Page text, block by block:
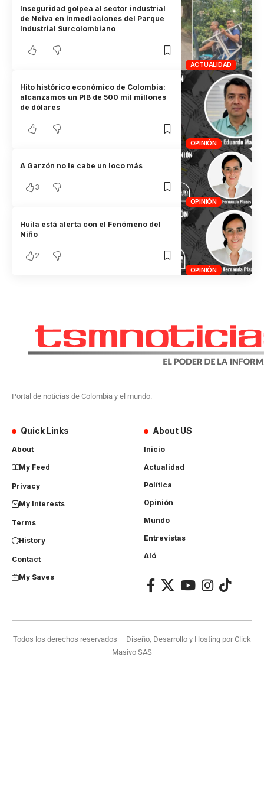
ACTUALIDAD
Inseguridad golpea al sector industrial
de Neiva en inmediaciones del Parque
Industrial Surcolombiano
OPINIÓN
Hito histórico económico de Colombia:
alcanzamos un PIB de 500 mil millones
de dólares
OPINIÓN
A Garzón no le cabe un loco más
3
OPINIÓN
Huila está alerta con el Fenómeno del
Niño
2
Portal de noticias de Colombia y el mundo.
Quick Links
About
My Feed
Privacy
My Interests
Terms
History
Contact
My Saves
About US
Inicio
Actualidad
Política
Opinión
Mundo
Entrevistas
Aló
Todos los derechos reservados – Diseño, Desarrollo y Hosting porClick
Masivo SAS